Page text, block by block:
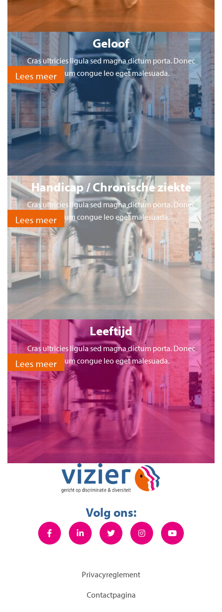
Geloof
Cras ultricies ligula sed magna dictum porta. Donec
rutrum congue leo eget malesuada.
Lees meer
Handicap / Chronische ziekte
Cras ultricies ligula sed magna dictum porta. Donec
rutrum congue leo eget malesuada.
Lees meer
Leeftijd
Cras ultricies ligula sed magna dictum porta. Donec
rutrum congue leo eget malesuada.
Lees meer
Volg ons:
Privacyreglement
Contactpagina